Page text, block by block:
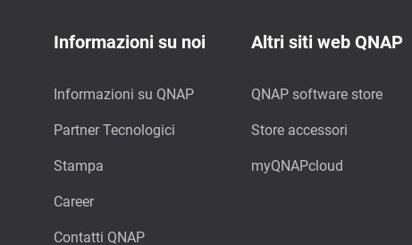
Informazioni su noi
Informazioni su QNAP
Partner Tecnologici
Stampa
Career
Contatti QNAP
Altri siti web QNAP
QNAP software store
Store accessori
myQNAPcloud